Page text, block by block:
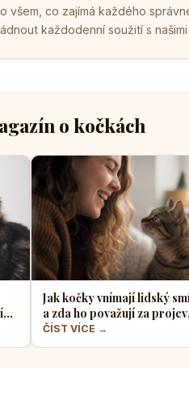
o všem, co zajímá každého
každodenní soužití s
o kočkách
Jak kočky vnímají lidský
a zda ho považují za projev
radosti nebo hrozbu
ČÍST VÍCE →